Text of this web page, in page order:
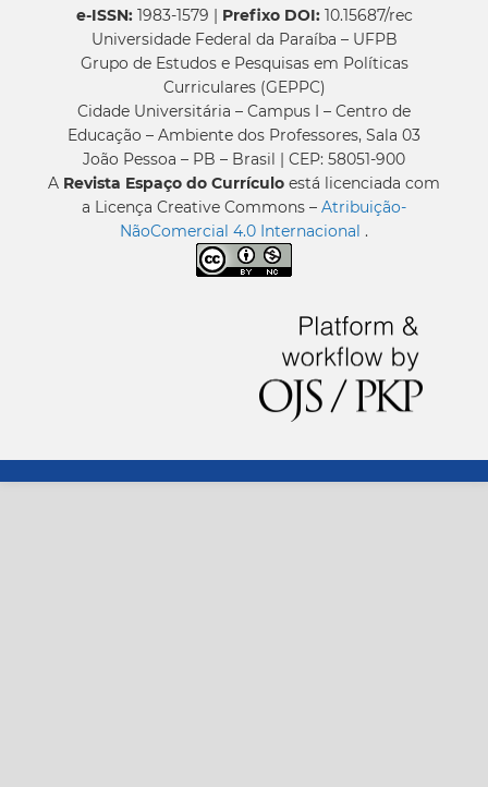
e-ISSN:1983-1579 | Prefixo DOI:10.15687/rec
Universidade Federal da Paraíba – UFPB
Grupo de Estudos e Pesquisas em Políticas
Curriculares (GEPPC)
Cidade Universitária – Campus I – Centro de
Educação – Ambiente dos Professores, Sala 03
João Pessoa – PB – Brasil | CEP: 58051-900
A Revista Espaço do Currículo está licenciada com
a Licença Creative Commons – Atribuição-
NãoComercial 4.0 Internacional .